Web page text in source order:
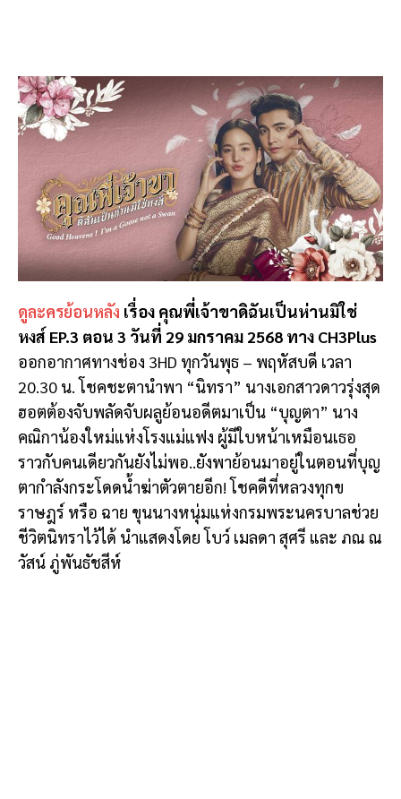
ดูละครย้อนหลัง เรื่อง คุณพี่เจ้าขาดิฉันเป็นห่านมิใช่
หงส์ EP.3 ตอน 3 วันที่ 29 มกราคม 2568 ทาง CH3Plus
ออกอากาศทางช่อง 3HD ทุกวันพุธ – พฤหัสบดี เวลา
20.30 น. โชคชะตานำพา “นิทรา” นางเอกสาวดาวรุ่งสุด
ฮอตต้องจับพลัดจับผลูย้อนอดีตมาเป็น “บุญตา” นาง
คณิกาน้องใหม่แห่งโรงแม่แฟง ผู้มีใบหน้าเหมือนเธอ
ราวกับคนเดียวกันยังไม่พอ..ยังพาย้อนมาอยู่ในตอนที่บุญ
ตากำลังกระโดดน้ำฆ่าตัวตายอีก! โชคดีที่หลวงทุกข
ราษฎร์ หรือ ฉาย ขุนนางหนุ่มแห่งกรมพระนครบาลช่วย
ชีวิตนิทราไว้ได้ นำแสดงโดย โบว์ เมลดา สุศรี และ ภณ ณ
วัสน์ ภู่พันธัชสีห์